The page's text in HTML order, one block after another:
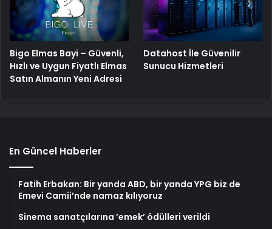
Bigo Elmas Bayi – Güvenli,
Hızlı ve Uygun Fiyatlı Elmas
Satın Almanın Yeni Adresi
Datahost İle Güvenilir
Sunucu Hizmetleri
En Güncel Haberler
Fatih Erbakan: Bir yanda ABD, bir yanda YPG biz de
Emevi Camii’nde namaz kılıyoruz
Sinema sanatçılarına ’emek’ ödülleri verildi